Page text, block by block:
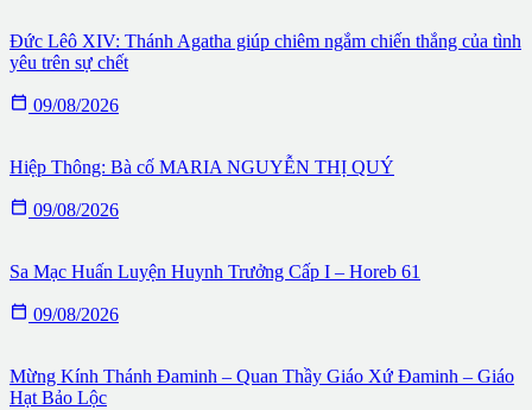
Đức Lêô XIV: Thánh Agatha giúp chiêm ngắm chiến thắng của tình
yêu trên sự chết
 09/08/2026
Hiệp Thông: Bà cố MARIA NGUYỄN THỊ QUÝ
 09/08/2026
Sa Mạc Huấn Luyện Huynh Trưởng Cấp I – Horeb 61
 09/08/2026
Mừng Kính Thánh Đaminh – Quan Thầy Giáo Xứ Đaminh – Giáo
Hạt Bảo Lộc